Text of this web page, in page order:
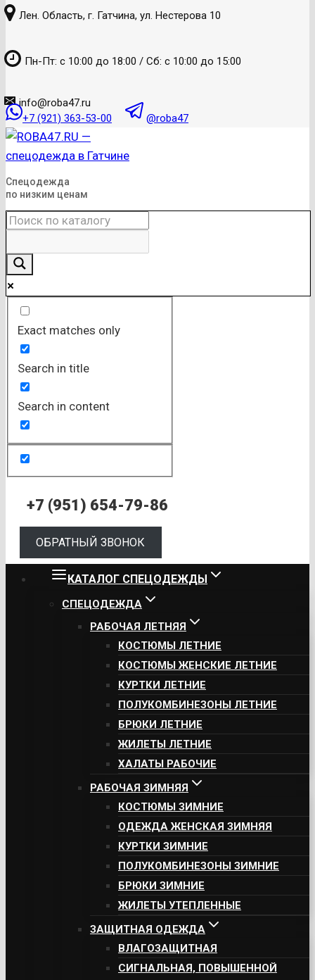
к
Лен. Область, г. Гатчина, ул. Нестерова 10
Пн-Пт: с 10:00 до 18:00 / Сб: с 10:00 до 15:00
info@roba47.ru
+7 (921) 363-53-00
@roba47
Спецодежда
по низким ценам
Exact matches only
Search in title
Search in content
+7 (951) 654-79-86
ОБРАТНЫЙ ЗВОНОК
КАТАЛОГ СПЕЦОДЕЖДЫ
СПЕЦОДЕЖДА
РАБОЧАЯ ЛЕТНЯЯ
КОСТЮМЫ ЛЕТНИЕ
КОСТЮМЫ ЖЕНСКИЕ ЛЕТНИЕ
КУРТКИ ЛЕТНИЕ
ПОЛУКОМБИНЕЗОНЫ ЛЕТНИЕ
БРЮКИ ЛЕТНИЕ
ЖИЛЕТЫ ЛЕТНИЕ
ХАЛАТЫ РАБОЧИЕ
РАБОЧАЯ ЗИМНЯЯ
КОСТЮМЫ ЗИМНИЕ
ОДЕЖДА ЖЕНСКАЯ ЗИМНЯЯ
КУРТКИ ЗИМНИЕ
ПОЛУКОМБИНЕЗОНЫ ЗИМНИЕ
БРЮКИ ЗИМНИЕ
ЖИЛЕТЫ УТЕПЛЕННЫЕ
ЗАЩИТНАЯ ОДЕЖДА
ВЛАГОЗАЩИТНАЯ
СИГНАЛЬНАЯ, ПОВЫШЕННОЙ